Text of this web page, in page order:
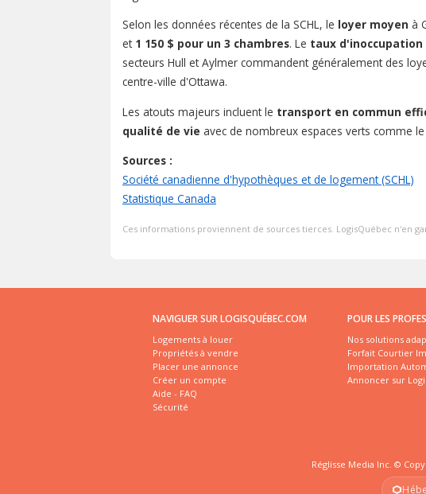
Selon les données récentes de la SCHL, le loyer moyen à
et 1 150 $ pour un 3 chambres. Le taux d'inoccupation
secteurs Hull et Aylmer commandent généralement des
centre-ville d'Ottawa.
Les atouts majeurs incluent le transport en commun
qualité de vie avec de nombreux espaces verts comme
Sources :
Société canadienne d'hypothèques et de logement (SCHL)
Statistique Canada
Ces informations proviennent de sources tierces. LogisQuébec n'en
NAVIGUER SUR LOGISQUÉBEC.COM
Logements à louer
Propriétés à vendre
Placer une annonce
Créer un compte
Aide - FAQ
Sécurité
POUR LES
Nos solutions
Forfait Courtier
Importation
Annoncer sur
Réglisse Media Inc. ©